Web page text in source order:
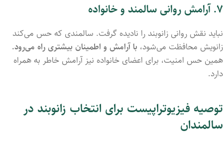
۷. آرامش روانی سالمند وخانواده
نباید نقش روانی زانوبند را نادیده گرفت. سالمندی کهحس می‌کند
زانویش محافظت می‌شود، باآرامش و اطمینان بیشتری راه می‌رود.
همین حس امنیت، برای اعضای خانواده نیز آرامش خاطر بههمراه
دارد.
توصیه فیزیوتراپیست برای انتخاب زانوبند در
سالمندان